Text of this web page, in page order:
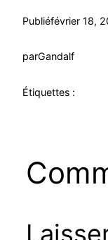
Publiéfévrier 18,
parGandalf
Étiquettes :